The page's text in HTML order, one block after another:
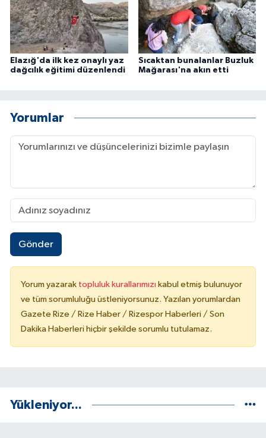
Elazığ'da ilk kez onaylı yaz
dağcılık eğitimi düzenlendi
Sıcaktan bunalanlar Buzluk
Mağarası'na akın etti
Yorumlar
Gönder
Yorum yazarak topluluk kurallarımızı kabul etmiş bulunuyor
ve tüm sorumluluğu üstleniyorsunuz. Yazılan yorumlardan
Gazete Rize / Rize Haber / Rizespor Haberleri / Son
Dakika Haberleri hiçbir şekilde sorumlu tutulamaz.
Yükleniyor...